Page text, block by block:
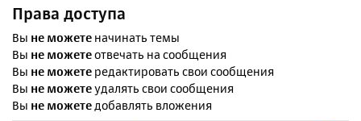
Права доступа
Вы не можете начинать темы
Вы не можетеотвечать на сообщения
Вы не можете редактировать свои сообщения
Вы не можетеудалять свои сообщения
Вы не можетедобавлять вложения